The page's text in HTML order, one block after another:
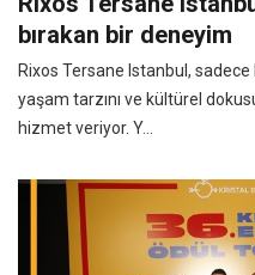
bırakan bir deneyim
Rixos Tersane Istanbul,
yaşam tarzını ve kültürel
hizmet veriyor. Y...